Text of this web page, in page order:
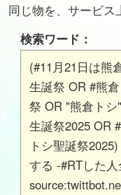
同じ物を、サービス
検索ワード：
(#11月21日は熊
生誕祭 OR #熊
祭 OR "熊倉ト
生誕祭2025 OR
トシ聖誕祭
する -#RTした